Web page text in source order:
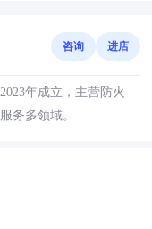
咨询 进店
年成立，主营防火
务多领域。